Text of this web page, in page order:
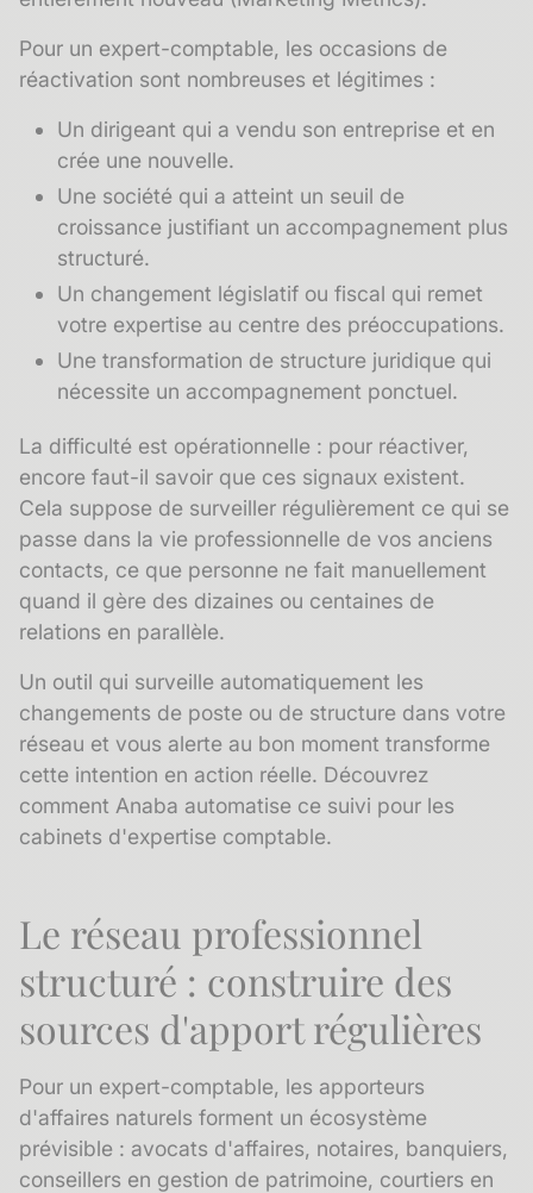
Pour un expert-comptable, les occasions de
réactivation sont nombreuses et légitimes :
Un dirigeant qui a vendu son entreprise et en
crée une nouvelle.
Une société qui a atteint un seuil de
croissance justifiant un accompagnement plus
structuré.
Un changement législatif ou fiscal qui remet
votre expertise au centre des préoccupations.
Une transformation de structure juridique qui
nécessite un accompagnement ponctuel.
La difficulté est opérationnelle : pour réactiver,
encore faut-il savoir que ces signaux existent.
Cela suppose de surveiller régulièrement ce qui se
passe dans la vie professionnelle de vos anciens
contacts, ce que personne ne fait manuellement
quand il gère des dizaines ou centaines de
relations en parallèle.
Un outil qui surveille automatiquement les
changements de poste ou de structure dans votre
réseau et vous alerte au bon moment transforme
cette intention en action réelle. Découvrez
comment Anaba automatise ce suivi pour les
cabinets d'expertise comptable.
Le réseau professionnel
structuré : construire des
sources d'apport régulières
Pour un expert-comptable, les apporteurs
d'affaires naturels forment un écosystème
prévisible : avocats d'affaires, notaires, banquiers,
conseillers en gestion de patrimoine, courtiers en